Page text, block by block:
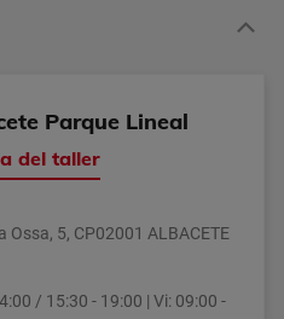
Parque Lineal
del taller
Ossa, 5, CP02001 ALBACETE
/ 15:30 - 19:00 | Vi: 09:00 -